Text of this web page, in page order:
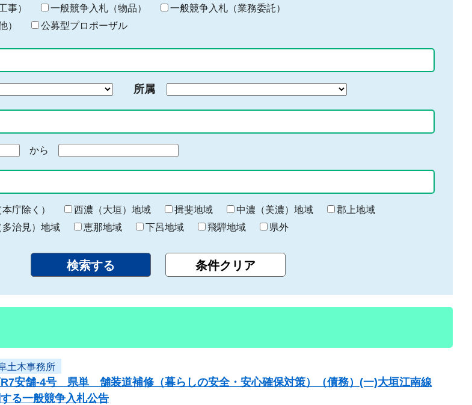
事） 一般競争入札（物品）
一般競争入札（業務委託）
）
公募型プロポーザル
所属
から
終
わ
り
庁除く） 西濃（大垣）地域 揖斐地域 中濃（美濃）地域
郡上地域
多治見）地域 恵那地域 下呂地域 飛騨地域 県外
土木事務所
R7安舗-4号 県単 舗装道補修（暮らしの安全・安心確保対策）（債務）(一)大垣江南線
る一般競争入札公告